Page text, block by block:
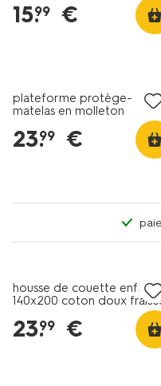
15.
99 €
plateforme protège-
matelas en molleton
imperméable 70x150cm
23.
99 €
housse de couette enfant
140x200 coton doux
23.
99 €